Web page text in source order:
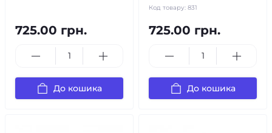
725.00 грн.
До кошика
Код товару: 831
725.00 грн.
До кошика